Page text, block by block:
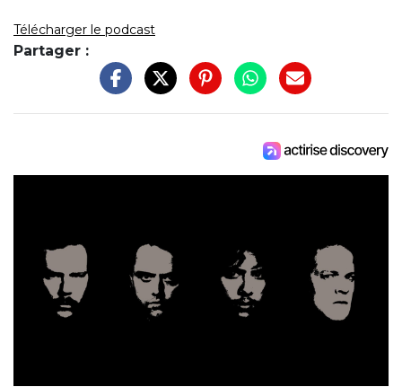
Télécharger le podcast
Partager :